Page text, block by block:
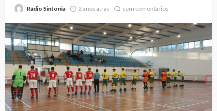
Rádio Sintonia 2 anos atrás sem comentários